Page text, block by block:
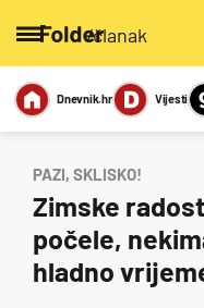
/članak
Sexy
Dnevnik.hr Vijesti
PAZI, SKLISKO!
Zimske
počele,
hladno